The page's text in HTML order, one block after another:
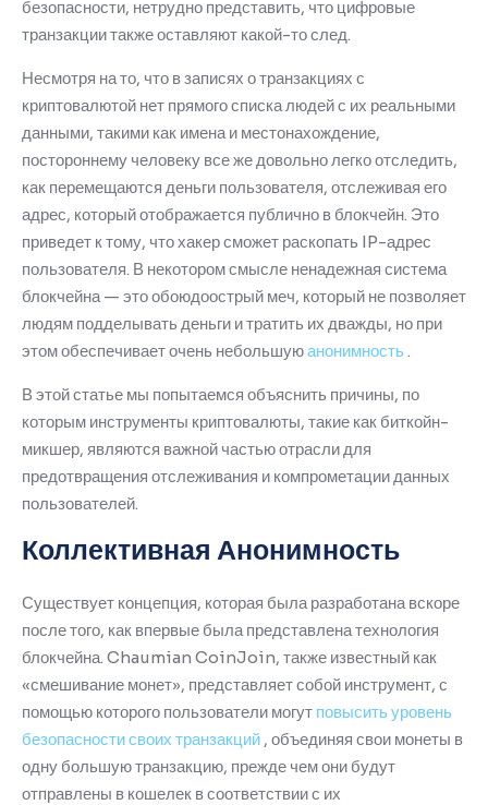
безопасности, нетрудно представить, что цифровые
транзакции также оставляют какой-то след.
Несмотря на то, что в записях о транзакциях с
криптовалютой нет прямого списка людей с их реальными
данными, такими как имена и местонахождение,
постороннему человеку все же довольно легко отследить,
как перемещаются деньги пользователя, отслеживая его
адрес, который отображается публично в блокчейн. Это
приведет к тому, что хакер сможет раскопать IP-адрес
пользователя. В некотором смысле ненадежная система
блокчейна — это обоюдоострый меч, который не позволяет
людям подделывать деньги и тратить их дважды, но при
этом обеспечивает очень небольшуюанонимность .
В этой статье мы попытаемся объяснить причины, по
которым инструменты криптовалюты, такие как биткойн-
микшер, являются важной частью отрасли для
предотвращения отслеживания и компрометации данных
пользователей.
Коллективная Анонимность
Существует концепция, которая была разработана вскоре
после того, как впервые была представлена ​​технология
блокчейна. Chaumian CoinJoin, также известный как
«смешивание монет», представляет собой инструмент, с
помощью которого пользователи могут повысить уровень
безопасности своих транзакций , объединяя свои монеты в
одну большую транзакцию, прежде чем они будут
отправлены в кошелек в соответствии с их